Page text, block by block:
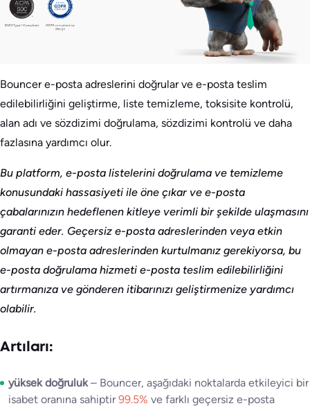
Bouncer e-posta adreslerini doğrular ve e-posta teslim
edilebilirliğini geliştirme, liste temizleme, toksisite kontrolü,
alan adı ve sözdizimi doğrulama, sözdizimi kontrolü ve daha
fazlasına yardımcı olur.
Bu platform, e-posta listelerini doğrulama ve temizleme
konusundaki hassasiyeti ile öne çıkar ve e-posta
çabalarınızın hedeflenen kitleye verimli bir şekilde ulaşmasını
garanti eder. Geçersiz e-posta adreslerinden veya etkin
olmayan e-posta adreslerinden kurtulmanız gerekiyorsa, bu
e-posta doğrulama hizmeti e-posta teslim edilebilirliğini
artırmanıza ve gönderen itibarınızı geliştirmenize yardımcı
olabilir.
Artıları:
yüksek doğruluk– Bouncer, aşağıdaki noktalarda etkileyici bir
isabet oranına sahiptir99.5% ve farklı geçersiz e-posta